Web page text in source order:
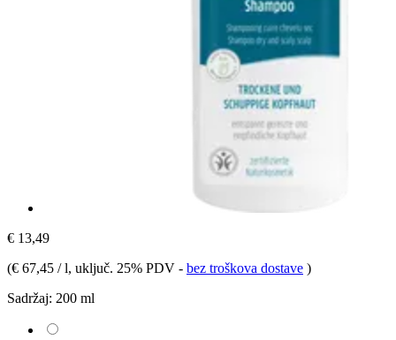
€ 13,49
(€ 67,45 / l, uključ. 25% PDV - bez troškova dostave )
Sadržaj: 200 ml